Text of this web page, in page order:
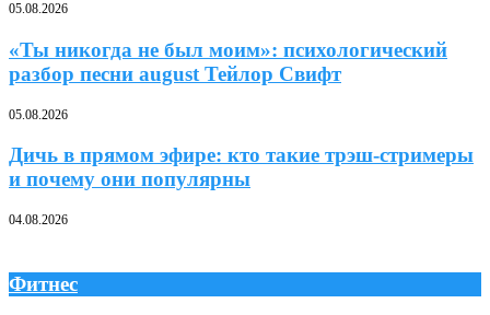
05.08.2026
«Ты никогда не был моим»: психологический
разбор песни august Тейлор Свифт
05.08.2026
Дичь в прямом эфире: кто такие трэш-стримеры
и почему они популярны
04.08.2026
Фитнес